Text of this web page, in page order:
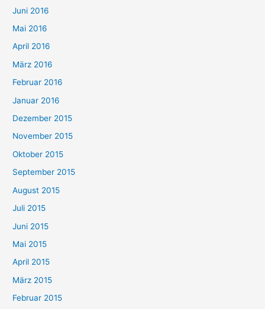
Juni 2016
Mai 2016
April 2016
März 2016
Februar 2016
Januar 2016
Dezember 2015
November 2015
Oktober 2015
September 2015
August 2015
Juli 2015
Juni 2015
Mai 2015
April 2015
März 2015
Februar 2015